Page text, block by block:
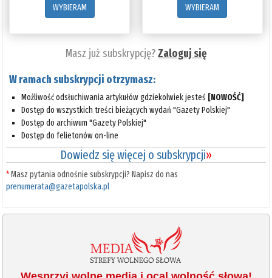
WYBIERAM
WYBIERAM
Masz już subskrypcję?Zaloguj się
W ramach subskrypcji otrzymasz:
Możliwość odsłuchiwania artykułów gdziekolwiek jesteś [NOWOŚĆ]
Dostęp do wszystkich treści bieżących wydań "Gazety Polskiej"
Dostęp do archiwum "Gazety Polskiej"
Dostęp do felietonów on-line
Dowiedz się więcej o subskrypcji»
*Masz pytania odnośnie subskrypcji? Napisz do nas
prenumerata@gazetapolska.pl